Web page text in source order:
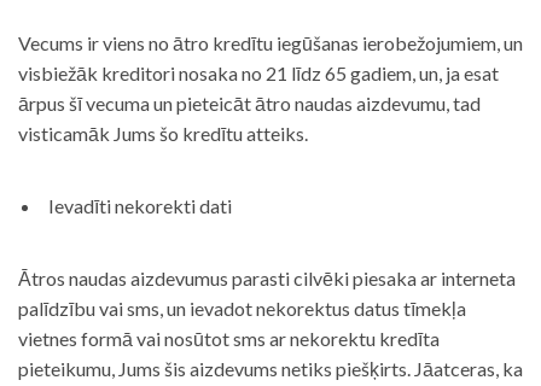
Vecums ir viens no ātro kredītu iegūšanas ierobežojumiem, un
visbiežāk kreditori nosaka no 21 līdz 65 gadiem, un, ja esat
ārpus šī vecuma un pieteicāt ātro naudas aizdevumu, tad
visticamāk Jums šo kredītu atteiks.
Ievadīti nekorekti dati
Ātros naudas aizdevumus parasti cilvēki piesaka ar interneta
palīdzību vai sms, un ievadot nekorektus datus tīmekļa
vietnes formā vai nosūtot sms ar nekorektu kredīta
pieteikumu, Jums šis aizdevums netiks piešķirts. Jāatceras, ka